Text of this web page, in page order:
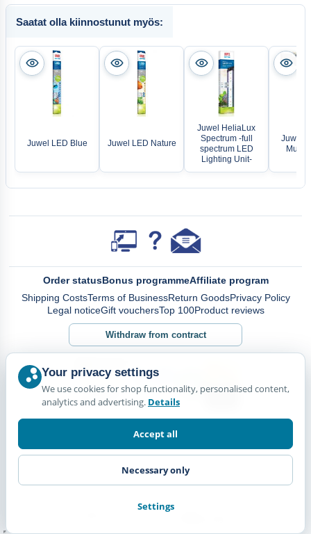
Saatat olla kiinnostunut myös:
Juwel LED Blue Juwel LED Nature
Juwel HeliaLux
Spectrum -full
spectrum LED
Lighting Unit-
Juwel
Order statusBonus programmeAffiliate program
Shipping CostsTerms of BusinessReturn GoodsPrivacy Policy
Legal noticeGift vouchersTop 100Product reviews
Withdraw from contract
© Happy Diskus - e.Kfr. 2026. All rights reserved.
Your privacy settings
We use cookies for shop functionality, personalised content,
analytics and advertising. Details
Accept all
Necessary only
Settings